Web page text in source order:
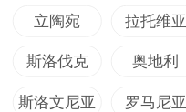
立陶宛 拉托维亚
斯洛伐克 奥地利
斯洛文尼亚 罗马尼亚